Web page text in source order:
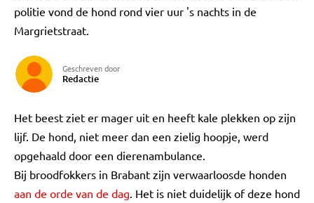
politie vond de hond rond vier uur 's nachts in de
Margrietstraat.
Geschreven door
Redactie
Het beest ziet er mager uit en heeft kale plekken op zijn
lijf. De hond, niet meer dan een zielig hoopje, werd
opgehaald door een dierenambulance.
Bij broodfokkers in Brabant zijn verwaarloosde honden
aan de orde van de dag. Het is niet duidelijk of deze hond